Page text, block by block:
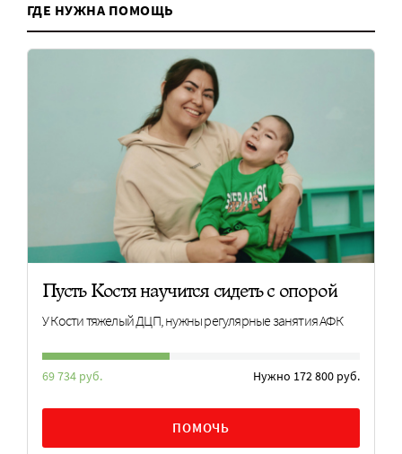
ГДЕ НУЖНА ПОМОЩЬ
Пусть Костя научится сидеть с опорой
У Кости тяжелый ДЦП, нужны регулярные занятия АФК
69 734 руб. Нужно 172 800 руб.
ПОМОЧЬ